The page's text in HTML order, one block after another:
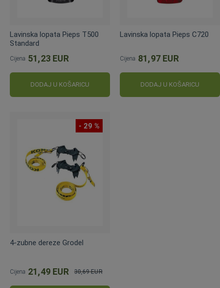
Lavinska lopata Pieps T500
Standard
Cijena 51,23 EUR
DODAJ U KOŠARICU
Lavinska lopata Pieps C720
Cijena 81,97 EUR
DODAJ U KOŠARICU
- 29 %
4-zubne dereze Grodel
Cijena 21,49 EUR 30,69 EUR